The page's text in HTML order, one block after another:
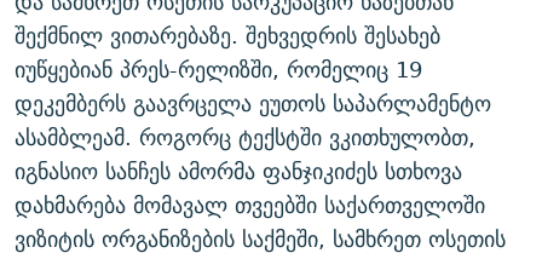
ᲚᲘᲢᲔᲠᲐᲢᲣᲠᲣᲚᲘ ᲬᲐᲮᲜᲐᲒᲔᲑᲘ
ᲐᲛᲔᲠᲘᲙᲣᲚᲘ ᲛᲝᲗᲮᲠᲝᲑᲐ
ᲘᲛᲞᲔᲠᲘᲐ ᲓᲐ ᲠᲐᲓᲘᲝ
ᲡᲐᲞᲐᲠᲚᲐᲛᲔᲜᲢᲝ ᲐᲠᲩᲔᲕᲜᲔᲑᲘᲡ ᲘᲡᲢᲝᲠᲘᲐ
ᲑᲐᲕᲨᲕᲔᲑᲘ ᲞᲠᲝᲡᲢᲘᲢᲣᲪᲘᲐᲨᲘ - ᲐᲛᲝᲣᲗᲥᲛᲔᲚᲘ ᲐᲛᲑᲐᲕᲘ
5 ᲐᲛᲑᲐᲕᲘ - 20 ᲘᲕᲜᲘᲡᲡ ᲓᲐᲨᲐᲕᲔᲑᲣᲚᲔᲑᲘ
ᲐᲒᲕᲘᲡᲢᲝᲡ ᲝᲛᲘ
ПРИВЕТ ᲙᲣᲚᲢᲣᲠᲐ
რთე/რთ-ის ყველა საიტი
შექმნილ ვითარებაზე. შეხვედრის შესახებ
იუწყებიან პრეს-რელიზში, რომელიც 19
დეკემბერს გაავრცელა ეუთოს საპარლამენტო
ასამბლეამ. როგორც ტექსტში ვკითხულობთ,
იგნასიო სანჩეს ამორმა ფანჯიკიძეს სთხოვა
დახმარება მომავალ თვეებში საქართველოში
ვიზიტის ორგანიზების საქმეში, სამხრეთ ოსეთის